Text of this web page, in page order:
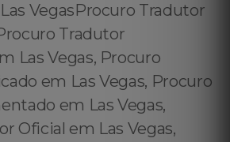
VegasProcuro Tradutor
Tradutor
Las Vegas, Procuro
em Las Vegas, Procuro
em Las Vegas,
Oficial em Las Vegas,